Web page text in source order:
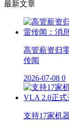
最新文章
高管薪资归
传闻
2026-07-08 0
支持17家机